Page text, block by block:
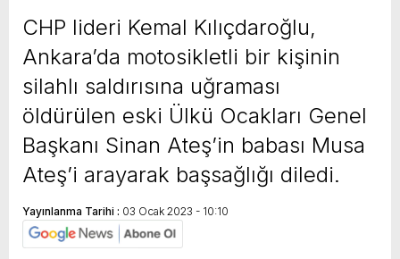
CHP lideri Kemal Kılıçdaroğlu,
Ankara’da motosikletli bir kişinin
silahlı saldırısına uğraması
öldürülen eski Ülkü Ocakları Genel
Başkanı Sinan Ateş’in babası Musa
Ateş’i arayarak başsağlığı diledi.
Yayınlanma Tarihi : 03 Ocak 2023 - 10:10